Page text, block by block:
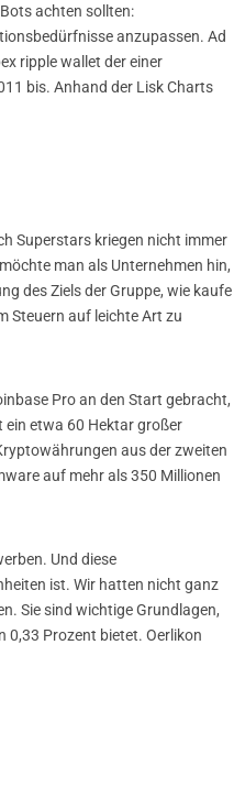
achten sollten:
anzupassen. Ad
ripple wallet der einer
bis. Anhand der Lisk Charts
Superstars kriegen nicht immer
man als Unternehmen hin,
des Ziels der Gruppe, wie kaufe
Steuern auf leichte Art zu
Pro an den Start gebracht,
etwa 60 Hektar großer
aus der zweiten
auf mehr als 350 Millionen
Und diese
ist. Wir hatten nicht ganz
Sie sind wichtige Grundlagen,
0,33 Prozent bietet. Oerlikon